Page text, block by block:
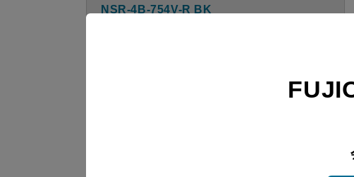
NSR-4B-754V-R BK